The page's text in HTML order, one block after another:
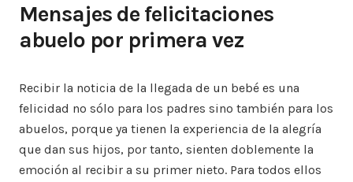
Mensajes de felicitaciones
abuelo por primera vez
Recibir la noticia de la llegada de un bebé es una
felicidad no sólo para los padres sino también para los
abuelos, porque ya tienen la experiencia de la alegría
que dan sus hijos, por tanto, sienten doblemente la
emoción al recibir a su primer nieto. Para todos ellos